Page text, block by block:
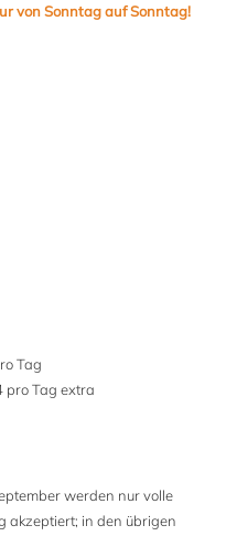
von Sonntag auf Sonntag!
Tag
pro Tag extra
werden nur volle
akzeptiert; in den übrigen